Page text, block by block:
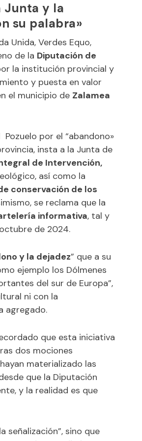
Junta y la
su palabra»
Unida, Verdes Equo,
de la Diputación de
la institución provincial y
y puesta en valor
el municipio de Zalamea
por el “abandono»
insta a la Junta de
de Intervención,
así como la
conservación de los
se reclama que la
informativa, tal y
de 2024.
y la dejadez” que a su
ejemplo los Dólmenes
del sur de Europa”,
ni con la
agregado.
que esta iniciativa
dos mociones
materializado las
que la Diputación
y la realidad es que
señalización”, sino que